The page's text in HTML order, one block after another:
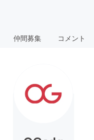
仲間募集 コメント